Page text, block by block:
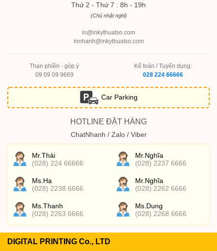
Thứ 2 - Thứ 7 : 8h - 19h
(Chủ nhật nghỉ)
in@inkythuatso.com
innhanh@inkythuatso.com
Than phiền - góp ý
09 09 09 9669
Kế toán / Tuyển dụng:
028 224 66666
Car Parking
HOTLINE ĐẶT HÀNG
ChatNhanh / Zalo / Viber
Mr.Thái
(028) 224 66666
Mr.Nghĩa
(028) 2237 6666
Ms.Hạ
(028) 2238 6666
Mr.Nghĩa
(028) 2262 6666
Ms.Thanh
(028) 2263 6666
Ms.Dung
(028) 2268 6666
DIGITAL PRINTING Co., LTD